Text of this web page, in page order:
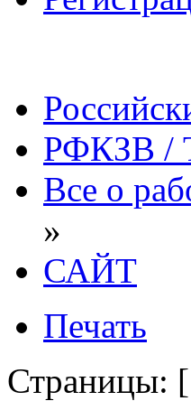
РФКЗВ /
Все о
»
САЙТ
Печать
Страницы: [